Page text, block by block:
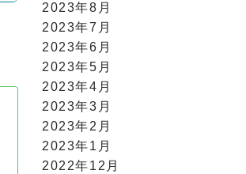
2023年8月
2023年7月
2023年6月
2023年5月
2023年4月
2023年3月
2023年2月
2023年1月
2022年12月